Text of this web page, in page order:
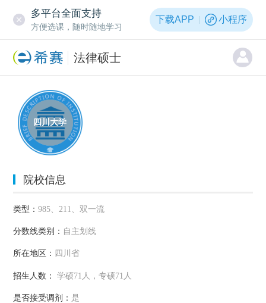
多平台全面支持
方便选课，随时随地学习
下载APP 小程序
法律硕士
四川大学
院校信息
类型：985、211、双一流
分数线类别： 自主划线
所在地区： 四川省
招生人数：学硕71人，专硕71人
是否接受调剂： 是